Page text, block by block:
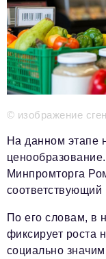
Информационный
info@business-
Отдел рекламы
reklama@business-
Отдел
Отдел по работе с
partner@business-
© изображение
На данном этапе
Минпромторга
соответствующий
По его словам, в
фиксирует роста
социально